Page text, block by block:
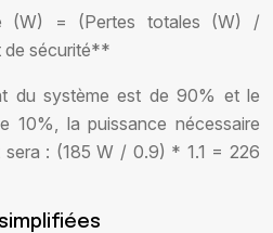
(W) = (Pertes totales (W) /
de sécurité**
du système est de 90% et le
10%, la puissance nécessaire
sera : (185 W / 0.9) * 1.1 = 226